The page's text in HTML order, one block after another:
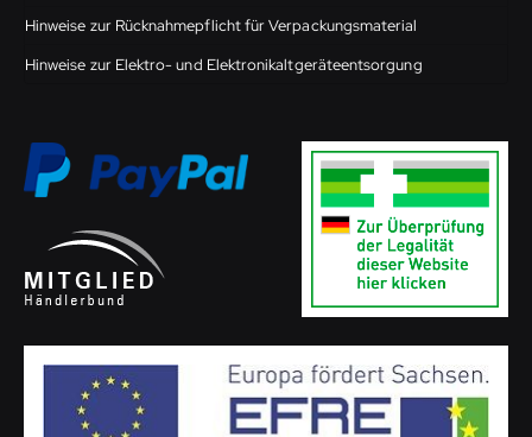
Hinweise zur Rücknahmepflicht für Verpackungsmaterial
Hinweise zur Elektro- und Elektronikaltgeräteentsorgung